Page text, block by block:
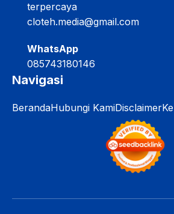
terpercaya
cloteh.media@gmail.com
WhatsApp
085743180146
Navigasi
BerandaHubungi KamiDisclaimer